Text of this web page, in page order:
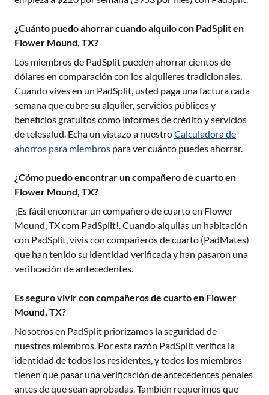
¿Cuánto puedo ahorrar cuando alquilo con PadSplit en
Flower Mound, TX?
Los miembros de PadSplit pueden ahorrar cientos de
dólares en comparación con los alquileres tradicionales.
Cuando vives en un PadSplit, usted paga una factura cada
semana que cubre su alquiler, servicios públicos y
beneficios gratuitos como informes de crédito y servicios
de telesalud. Echa un vistazo a nuestroCalculadora de
ahorros para miembros para ver cuánto puedes ahorrar.
¿Cómo puedo encontrar un compañero de cuarto en
Flower Mound, TX?
¡Es fácil encontrar un compañero de cuarto en Flower
Mound, TXcom PadSplit!. Cuando alquilas un habitación
con PadSplit, vivis con compañeros de cuarto (PadMates)
que han tenido su identidad verificada y han pasaron una
verificación de antecedentes.
Es seguro vivir con compañeros de cuarto en Flower
Mound, TX?
Nosotros en PadSplit priorizamos la seguridad de
nuestros miembros. Por esta razón PadSplit verifica la
identidad de todos los residentes, y todos los miembros
tienen que pasar una verificación de antecedentes penales
antes de que sean aprobadas. También requerimos que